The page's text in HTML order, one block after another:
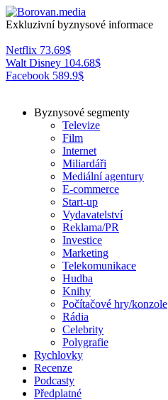
Exkluzivní byznysové informace
Netflix 73.69$
Walt Disney 104.68$
Facebook 589.9$
Byznysové segmenty
Televize
Film
Internet
Miliardáři
Mediální agentury
E-commerce
Start-up
Vydavatelství
Reklama/PR
Investice
Marketing
Telekomunikace
Hudba
Knihy
Počítačové hry/konzole
Rádia
Celebrity
Polygrafie
Rychlovky
Recenze
Podcasty
Předplatné